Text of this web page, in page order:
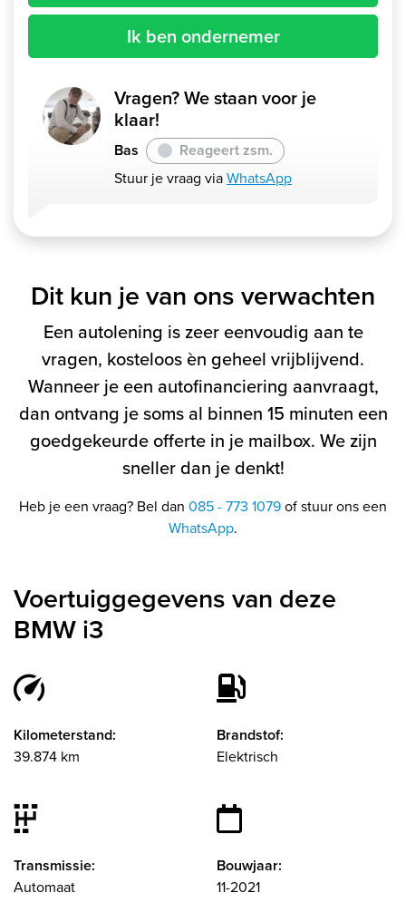
Ik ben ondernemer
Vragen? We staan voor je
klaar!
Bas
Reageert zsm.
Stuur je vraag viaWhatsApp
Dit kun je van ons verwachten
Een autolening is zeer eenvoudig aan te
vragen, kosteloos èn geheel vrijblijvend.
Wanneer je een autofinanciering aanvraagt,
dan ontvang je soms al binnen 15 minuten een
goedgekeurde offerte in je mailbox. We zijn
sneller dan je denkt!
Heb je een vraag? Bel dan 085 - 773 1079of stuur ons een
WhatsApp.
Voertuiggegevens van deze
BMW i3
Kilometerstand:
39.874 km
Brandstof:
Elektrisch
Transmissie:
Automaat
Bouwjaar:
11-2021